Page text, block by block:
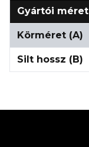
Gyártói méret
Körméret (A)
Silt hossz (B)